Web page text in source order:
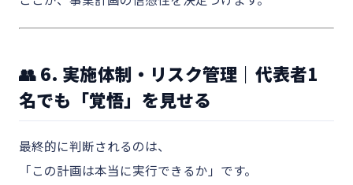
👥 6. 実施体制・リスク管理｜代表者1
名でも「覚悟」を見せる
最終的に判断されるのは、
「この計画は本当に実行できるか」です。